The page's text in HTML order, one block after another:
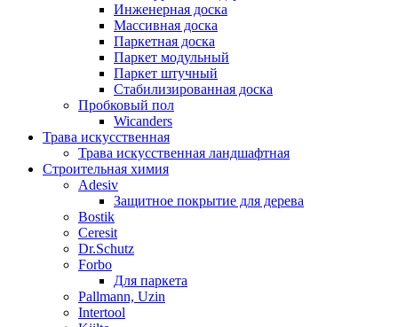
Инженерная доска
Массивная доска
Паркетная доска
Паркет модульный
Паркет штучный
Стабилизированная доска
Пробковый пол
Wicanders
Трава искусственная
Трава искусственная ландшафтная
Строительная химия
Adesiv
Защитное покрытие для дерева
Bostik
Ceresit
Dr.Schutz
Forbo
Для паркета
Pallmann, Uzin
Intertool